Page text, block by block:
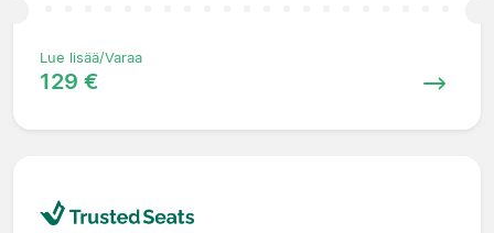
Lue lisää/Varaa
129 €